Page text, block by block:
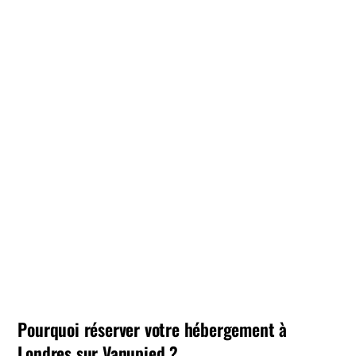
Pourquoi réserver votre hébergement à